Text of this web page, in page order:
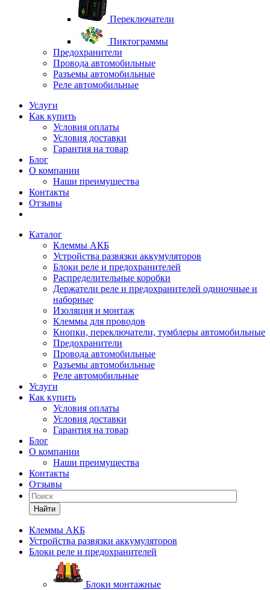
Переключатели
Пиктограммы
Предохранители
Провода автомобильные
Разъемы автомобильные
Реле автомобильные
Услуги
Как купить
Условия оплаты
Условия доставки
Гарантия на товар
Блог
О компании
Наши преимущества
Контакты
Отзывы
Каталог
Клеммы АКБ
Устройства развязки аккумуляторов
Блоки реле и предохранителей
Распределительные коробки
Держатели реле и предохранителей одиночные и
наборные
Изоляция и монтаж
Клеммы для проводов
Кнопки, переключатели, тумблеры автомобильные
Предохранители
Провода автомобильные
Разъемы автомобильные
Реле автомобильные
Услуги
Как купить
Условия оплаты
Условия доставки
Гарантия на товар
Блог
О компании
Наши преимущества
Контакты
Отзывы
Найти
Клеммы АКБ
Устройства развязки аккумуляторов
Блоки реле и предохранителей
Блоки монтажные